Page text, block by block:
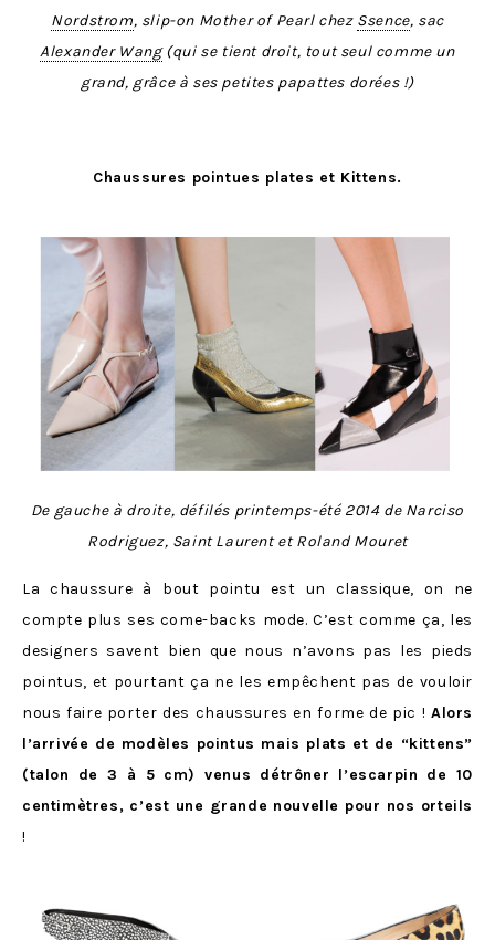
Nordstrom, slip-on Mother of Pearl chez Ssence, sac
Alexander Wang(qui se tient droit, tout seul comme un
grand, grâce à ses petites papattes dorées !)
Chaussures pointues plates et Kittens.
De gauche à droite, défilés printemps-été 2014 de Narciso
Rodriguez, Saint Laurent et Roland Mouret
La chaussure à bout pointu est un classique, on ne
compte plus ses come-backs mode. C’est comme ça, les
designers savent bien que nous n’avons pas les pieds
pointus, et pourtant ça ne les empêchent pas de vouloir
nous faire porter des chaussures en forme de pic ! Alors
l’arrivée de modèles pointus mais plats et de “kittens”
(talon de 3 à 5 cm) venus détrôner l’escarpin de 10
centimètres, c’est une grande nouvelle pour nos orteils
!